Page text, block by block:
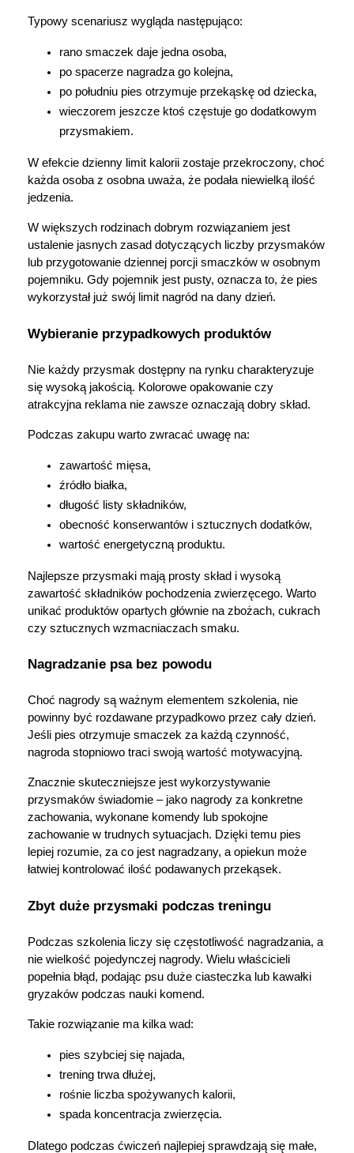
Typowy scenariusz wygląda następująco:
rano smaczek daje jedna osoba,
po spacerze nagradza go kolejna,
po południu pies otrzymuje przekąskę od dziecka,
wieczorem jeszcze ktoś częstuje go dodatkowym
przysmakiem.
W efekcie dzienny limit kalorii zostaje przekroczony, choć
każda osoba z osobna uważa, że podała niewielką ilość
jedzenia.
W większych rodzinach dobrym rozwiązaniem jest
ustalenie jasnych zasad dotyczących liczby przysmaków
lub przygotowanie dziennej porcji smaczków w osobnym
pojemniku. Gdy pojemnik jest pusty, oznacza to, że pies
wykorzystał już swój limit nagród na dany dzień.
Wybieranie przypadkowych produktów
Nie każdy przysmak dostępny na rynku charakteryzuje
się wysoką jakością. Kolorowe opakowanie czy
atrakcyjna reklama nie zawsze oznaczają dobry skład.
Podczas zakupu warto zwracać uwagę na:
zawartość mięsa,
źródło białka,
długość listy składników,
obecność konserwantów i sztucznych dodatków,
wartość energetyczną produktu.
Najlepsze przysmaki mają prosty skład i wysoką
zawartość składników pochodzenia zwierzęcego. Warto
unikać produktów opartych głównie na zbożach, cukrach
czy sztucznych wzmacniaczach smaku.
Nagradzanie psa bez powodu
Choć nagrody są ważnym elementem szkolenia, nie
powinny być rozdawane przypadkowo przez cały dzień.
Jeśli pies otrzymuje smaczek za każdą czynność,
nagroda stopniowo traci swoją wartość motywacyjną.
Znacznie skuteczniejsze jest wykorzystywanie
przysmaków świadomie – jako nagrody za konkretne
zachowania, wykonane komendy lub spokojne
zachowanie w trudnych sytuacjach. Dzięki temu pies
lepiej rozumie, za co jest nagradzany, a opiekun może
łatwiej kontrolować ilość podawanych przekąsek.
Zbyt duże przysmaki podczas treningu
Podczas szkolenia liczy się częstotliwość nagradzania, a
nie wielkość pojedynczej nagrody. Wielu właścicieli
popełnia błąd, podając psu duże ciasteczka lub kawałki
gryzaków podczas nauki komend.
Takie rozwiązanie ma kilka wad:
pies szybciej się najada,
trening trwa dłużej,
rośnie liczba spożywanych kalorii,
spada koncentracja zwierzęcia.
Dlatego podczas ćwiczeń najlepiej sprawdzają się małe,